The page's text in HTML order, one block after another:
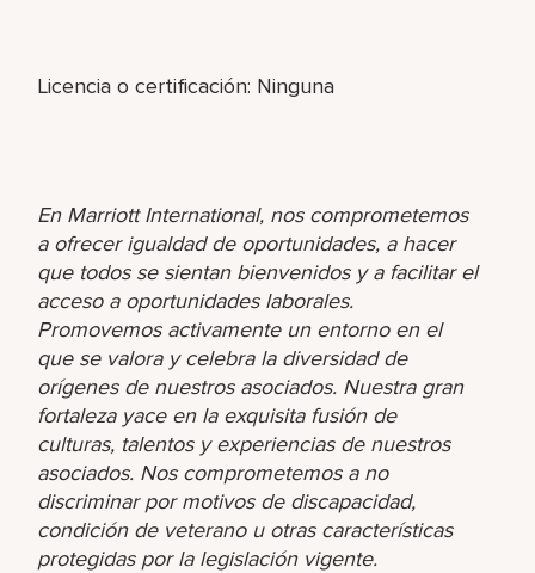
Licencia o certificación: Ninguna
En Marriott International, nos comprometemos
a ofrecer igualdad de oportunidades, a hacer
que todos se sientan bienvenidos y a facilitar el
acceso a oportunidades laborales.
Promovemos activamente un entorno en el
que se valora y celebra la diversidad de
orígenes de nuestros asociados. Nuestra gran
fortaleza yace en la exquisita fusión de
culturas, talentos y experiencias de nuestros
asociados. Nos comprometemos a no
discriminar por motivos de discapacidad,
condición de veterano u otras características
protegidas por la legislación vigente.